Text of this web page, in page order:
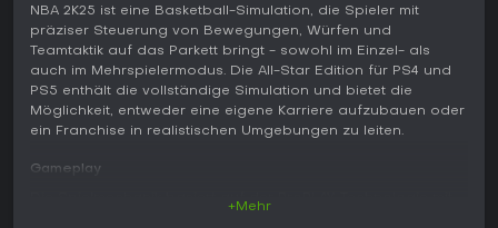
NBA 2K25 ist eine Basketball-Simulation, die Spieler mit
präziser Steuerung von Bewegungen, Würfen und
Teamtaktik auf das Parkett bringt - sowohl im Einzel- als
auch im Mehrspielermodus. Die All-Star Edition für PS4 und
PS5 enthält die vollständige Simulation und bietet die
Möglichkeit, entweder eine eigene Karriere aufzubauen oder
ein Franchise in realistischen Umgebungen zu leiten.
Gameplay
+Mehr